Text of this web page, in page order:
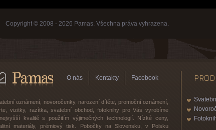
Copyright © 2008 - 2026 Pamas. Všechna práva vyhrazena.
O nás Kontakty Facebook
oznámení, novoročenky, narození dítěte, promoční oznámení,
vizitky, razítka, svatební obchod, fotoknihy pro Vás vyrobíme
kvalitě s použitím výjimečných technologií. Nízké ceny,
materiály, prémiový tisk. Pobočky na Slovensku, v Polsku